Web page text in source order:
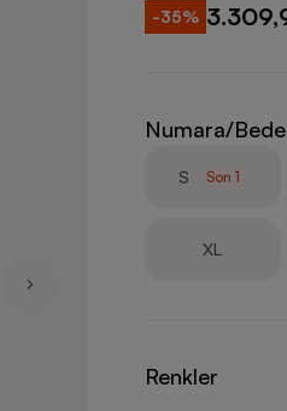
-35%
Numara/
S Son 1
XL
Renkler